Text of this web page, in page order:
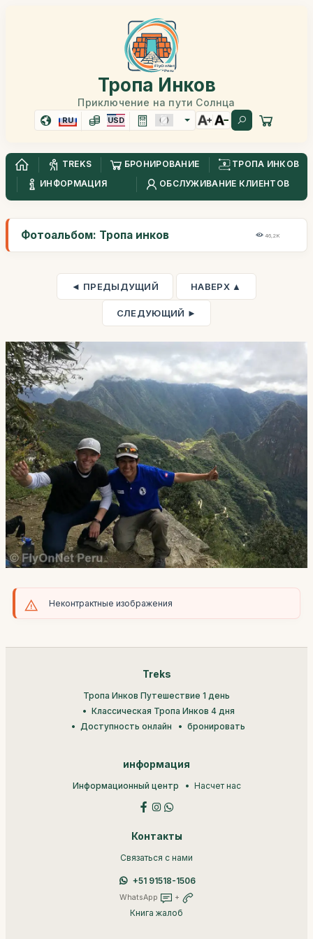
Тропа Инков
Приключение на пути Солнца
RU USD
TREKS БРОНИРОВАНИЕ
ТРОПА ИНКОВ
ИНФОРМАЦИЯ
ОБСЛУЖИВАНИЕ КЛИЕНТОВ
Фотоальбом: Тропа инков 46,2K
◄ ПРЕДЫДУЩИЙ НАВЕРХ ▲
СЛЕДУЮЩИЙ ►
Неконтрактные изображения
Treks
Тропа Инков Путешествие 1 день
Классическая Тропа Инков 4 дня
Доступность онлайн
бронировать
информация
Информационный центр Насчет нас
Контакты
Связаться с нами
+51 91518-1506
WhatsApp +
Книга жалоб